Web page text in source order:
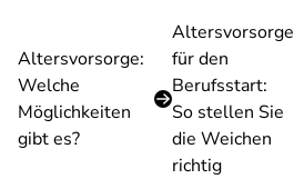
Altersvorsorge:
Welche
Möglichkeiten
gibt es?
Altersvorsorge
für den
Berufsstart:
So stellen Sie
die Weichen
richtig